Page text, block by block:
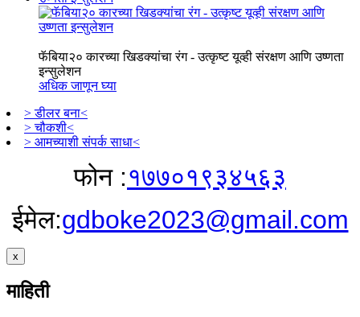
फॅबिया२० कारच्या खिडक्यांचा रंग - उत्कृष्ट यूव्ही संरक्षण आणि उष्णता
इन्सुलेशन
अधिक जाणून घ्या
> डीलर बना<
> चौकशी<
> आमच्याशी संपर्क साधा<
फोन :१७७०१९३४५६३
ईमेल:gdboke2023@gmail.com
x
माहिती